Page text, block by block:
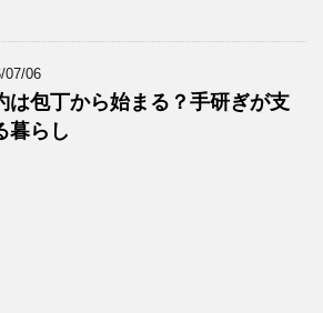
07/06
は包丁から始まる？手研ぎが支
暮らし